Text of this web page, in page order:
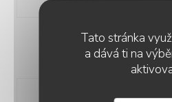
Tato stránka
a dává ti na